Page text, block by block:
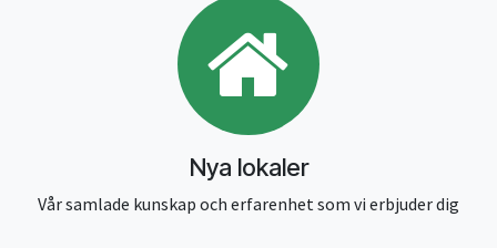
Nya lokaler
Vår samlade kunskap och erfarenhet som vi erbjuder dig